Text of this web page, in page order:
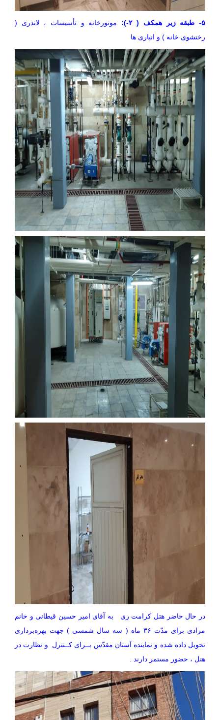
۵- طبقه زیر همکف ( ۲-):
موتورخانه و تأسیسات ، لاندری (
رختشوی خانه ) و انباری ها
در حال حاضر هتل کرامت ری به آقای امیر حسین قیطانی و خانم
مرادی برای مدّت ۳۶ ماه ( سه سال شمسی ) جهت بهره‌برداری
تحویل داده شده و نماینده آستان مقدّس بــرای کــنترل و نظارت در
هتل ، حضور مستمر دارند .